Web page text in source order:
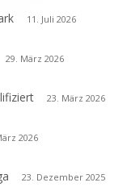
11. Juli 2026
29. März 2026
23. März 2026
2026
23. Dezember 2025